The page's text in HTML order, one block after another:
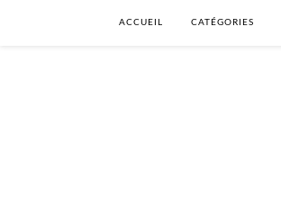
ACCUEIL CATÉGORIES